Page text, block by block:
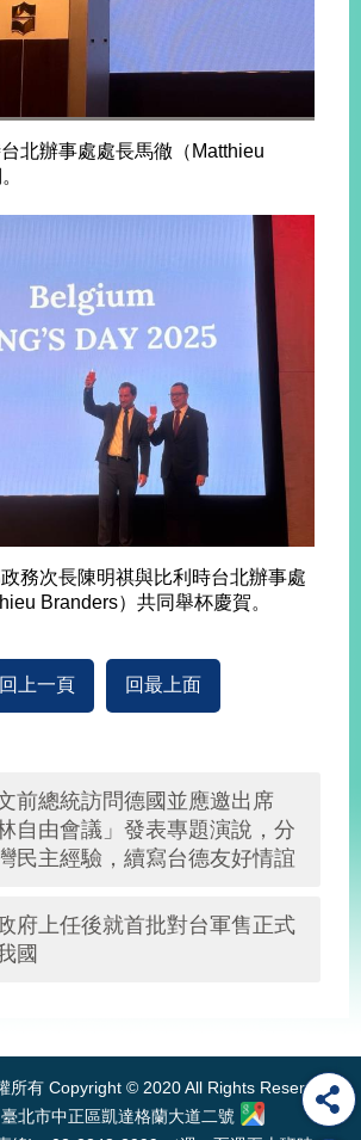
北辦事處處長馬徹（Matthieu
務次長陳明祺與比利時台北辦事處
Branders）共同舉杯慶賀。
回上一頁 回最上面
前總統訪問德國並應邀出席
林自由會議」發表專題演說，分
民主經驗，續寫台德友好情誼
府上任後就首批對台軍售正式
國
所有 Copyright © 2020 All Rights Reserved
北市中正區凱達格蘭大道二號